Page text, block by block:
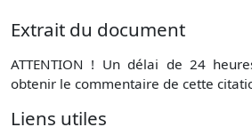
Extrait du document
ATTENTION ! Un délai de 24
obtenir le commentaire de cette
Liens utiles